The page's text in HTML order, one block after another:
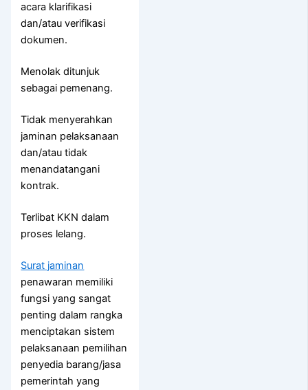
acara klarifikasi
dan/atau verifikasi
dokumen.
Menolak ditunjuk
sebagai pemenang.
Tidak menyerahkan
jaminan pelaksanaan
dan/atau tidak
menandatangani
kontrak.
Terlibat KKN dalam
proses lelang.
Surat jaminan
penawaran memiliki
fungsi yang sangat
penting dalam rangka
menciptakan sistem
pelaksanaan pemilihan
penyedia barang/jasa
pemerintah yang